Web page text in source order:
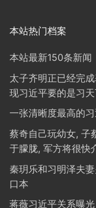
本站热门档案
本站最新150条新闻
太子齐明正已经完
现习近平要的是习
一张清晰度最高的
蔡奇自己玩幼女, 子
于朦胧, 军方将很快
秦玥乐和习明泽夫
口本
蒋薇习近平关系曝光